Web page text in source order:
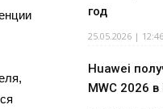
год
25.05.2026 | 12:46
Huawei
MWC 2026